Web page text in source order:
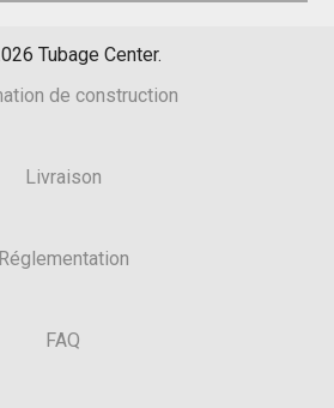
Tubage Center.
de construction
Livraison
Réglementation
FAQ